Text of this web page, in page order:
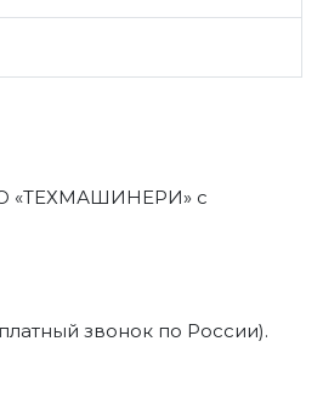
«ТЕХМАШИНЕРИ» с
звонок по России).